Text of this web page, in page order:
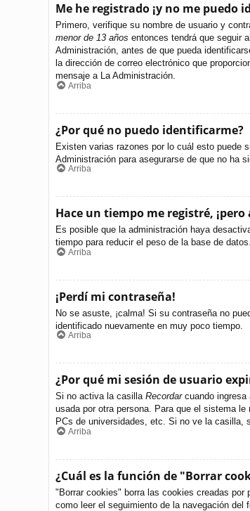
Me he registrado ¡y no me puedo
Primero, verifique su nombre de usuario y
menor de 13 años entonces tendrá que seguir
Administración, antes de que pueda
la dirección de correo electrónico que
mensaje a La Administración.
Arriba
¿Por qué no puedo identificarme?
Existen varias razones por lo cuál esto puede
Administración para asegurarse de que no ha
Arriba
Hace un tiempo me registré,
Es posible que la administración haya
tiempo para reducir el peso de la base de
Arriba
¡Perdí mi contraseña!
No se asuste, ¡calma! Si su contraseña no
identificado nuevamente en muy poco tiempo.
Arriba
¿Por qué mi sesión de usuario
Si no activa la casilla Recordarcuando ingresa
usada por otra persona. Para que el sistema
PCs de universidades, etc. Si no ve la casilla,
Arriba
¿Cuál es la función de "Borrar
"Borrar cookies" borra las cookies creadas
como leer el seguimiento de la navegación